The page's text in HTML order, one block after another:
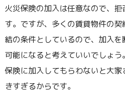
火災保険の加入は任意なので、
す。ですが、多くの賃貸物件の
結の条件としているので、加入
可能になると考えていいでしょ
保険に加入してもらわないと大
きすぎるからです。